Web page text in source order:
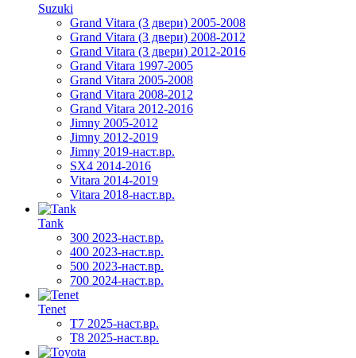
Suzuki
Grand Vitara (3 двери) 2005-2008
Grand Vitara (3 двери) 2008-2012
Grand Vitara (3 двери) 2012-2016
Grand Vitara 1997-2005
Grand Vitara 2005-2008
Grand Vitara 2008-2012
Grand Vitara 2012-2016
Jimny 2005-2012
Jimny 2012-2019
Jimny 2019-наст.вр.
SX4 2014-2016
Vitara 2014-2019
Vitara 2018-наст.вр.
Tank
300 2023-наст.вр.
400 2023-наст.вр.
500 2023-наст.вр.
700 2024-наст.вр.
Tenet
T7 2025-наст.вр.
T8 2025-наст.вр.